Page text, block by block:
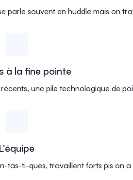
parle souvent en huddle mais on
à la fine pointe
une pile technologique de
L'équipe
tas-ti-ques, travaillent forts pis on a